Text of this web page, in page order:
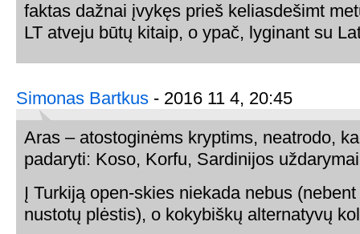
faktas dažnai įvykęs prieš keliasdešimt
LT atveju būtų kitaip, o ypač, lyginant su
Simonas Bartkus - 2016 11 4, 20:45
Aras – atostoginėms kryptims, neatrodo,
padaryti: Koso, Korfu, Sardinijos
Į Turkiją open-skies niekada nebus
nustotų plėstis), o kokybiškų alternatyvų